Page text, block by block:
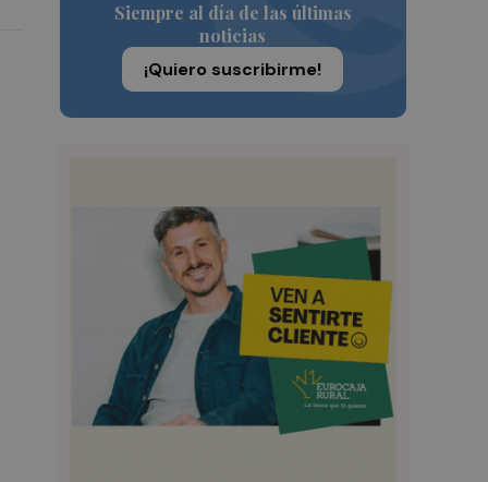
Siempre al día de las últimas
noticias
¡Quiero suscribirme!